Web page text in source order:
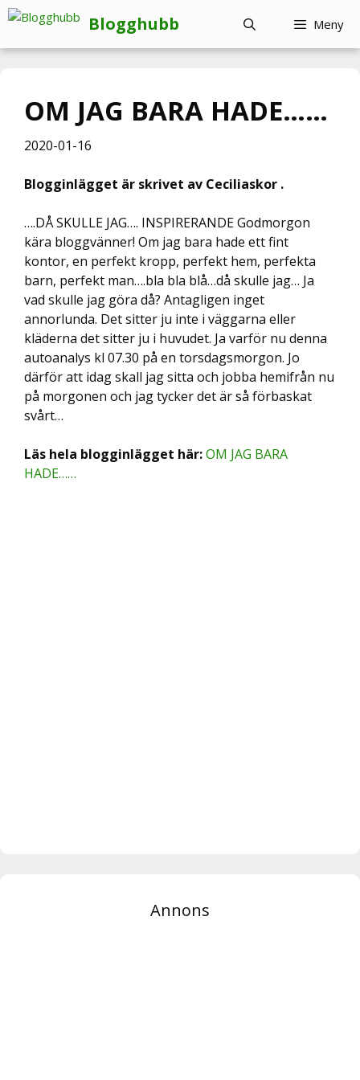
Hoppa
innehåll
Blogghubb Meny
OM JAG BARA HADE……
2020-01-16
Blogginlägget är skrivet av Ceciliaskor .
….DÅ SKULLE JAG…. INSPIRERANDE Godmorgon
kära bloggvänner! Om jag bara hade ett fint
kontor, en perfekt kropp, perfekt hem, perfekta
barn, perfekt man….bla bla blå…då skulle jag… Ja
vad skulle jag göra då? Antagligen inget
annorlunda. Det sitter ju inte i väggarna eller
kläderna det sitter ju i huvudet. Ja varför nu denna
autoanalys kl 07.30 på en torsdagsmorgon. Jo
därför att idag skall jag sitta och jobba hemifrån nu
på morgonen och jag tycker det är så förbaskat
svårt…
Läs hela blogginlägget här:OM JAG BARA
HADE……
Annons